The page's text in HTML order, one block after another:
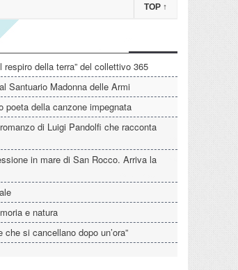
TOP ↑
della terra” del collettivo 365
Santuario Madonna delle Armi
poeta della canzone impegnata
di Luigi Pandolfi che racconta
in mare di San Rocco. Arriva la
e natura
che si cancellano dopo un’ora”